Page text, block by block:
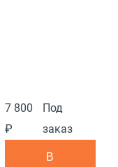
7 800
₽
Под
заказ
В